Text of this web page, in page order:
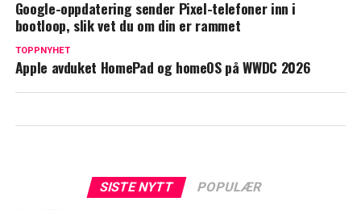
Google-oppdatering sender Pixel-telefoner inn i
bootloop, slik vet du om din er rammet
TOPPNYHET
Apple avduket HomePad og homeOS på WWDC 2026
SISTE NYTT POPULÆR